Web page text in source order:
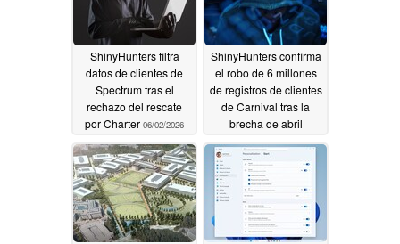
ShinyHunters filtra
datos de clientes de
Spectrum tras el
rechazo del rescate
por Charter 06/02/2026
ShinyHunters confirma
el robo de 6 millones
de registros de clientes
de Carnival tras la
brecha de abril
06/02/2026